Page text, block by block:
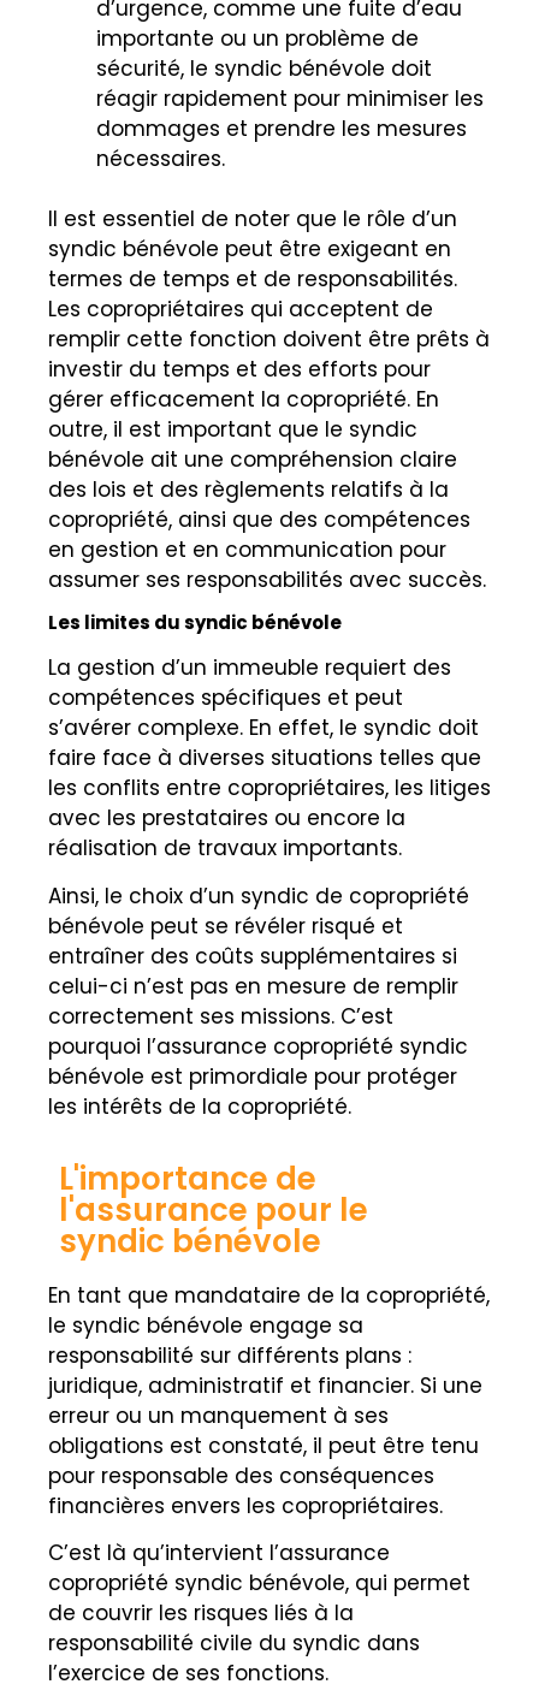
d’urgence, comme une fuite d’eau
importante ou un problème de
sécurité, le syndic bénévole doit
réagir rapidement pour minimiser les
dommages et prendre les mesures
nécessaires.
Il est essentiel de noter que le rôle d’un
syndic bénévole peut être exigeant en
termes de temps et de responsabilités.
Les copropriétaires qui acceptent de
remplir cette fonction doivent être prêts à
investir du temps et des efforts pour
gérer efficacement la copropriété. En
outre, il est important que le syndic
bénévole ait une compréhension claire
des lois et des règlements relatifs à la
copropriété, ainsi que des compétences
en gestion et en communication pour
assumer ses responsabilités avec succès.
Les limites du syndic bénévole
La gestion d’un immeuble requiert des
compétences spécifiques et peut
s’avérer complexe. En effet, le syndic doit
faire face à diverses situations telles que
les conflits entre copropriétaires, les litiges
avec les prestataires ou encore la
réalisation de travaux importants.
Ainsi, le choix d’un syndic de copropriété
bénévole peut se révéler risqué et
entraîner des coûts supplémentaires si
celui-ci n’est pas en mesure de remplir
correctement ses missions. C’est
pourquoi l’assurance copropriété syndic
bénévole est primordiale pour protéger
les intérêts de la copropriété.
L'importance de
l'assurance pour le
syndic bénévole
En tant que mandataire de la copropriété,
le syndic bénévole engage sa
responsabilité sur différents plans :
juridique, administratif et financier. Si une
erreur ou un manquement à ses
obligations est constaté, il peut être tenu
pour responsable des conséquences
financières envers les copropriétaires.
C’est là qu’intervient l’assurance
copropriété syndic bénévole, qui permet
de couvrir les risques liés à la
responsabilité civile du syndic dans
l’exercice de ses fonctions.